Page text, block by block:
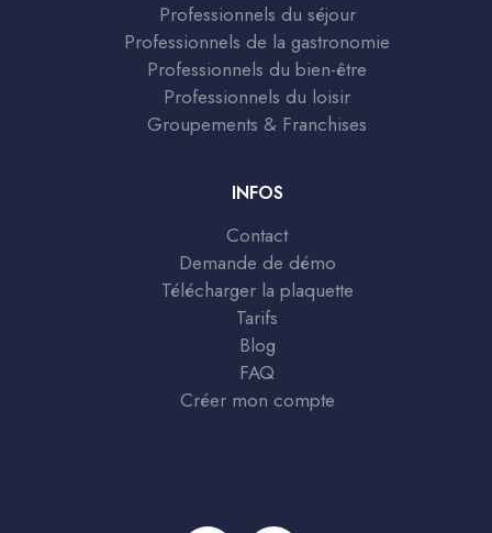
Professionnels du séjour
Professionnels de la gastronomie
Professionnels du bien-être
Professionnels du loisir
Groupements & Franchises
INFOS
Contact
Demande de démo
Télécharger la plaquette
Tarifs
Blog
FAQ
Créer mon compte